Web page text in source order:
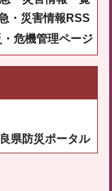
・災害情報RSS
・危機管理ページ
県防災ポータル